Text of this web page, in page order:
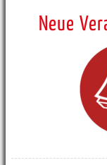
Neue